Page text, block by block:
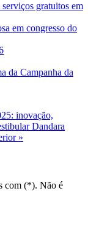
gratuitos em
em congresso do
da Campanha da
inovação,
Dandara
»
com (*). Não é